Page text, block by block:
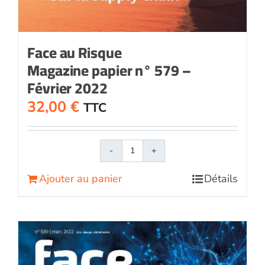
Face au Risque
Magazine papier n° 579 –
Février 2022
32,00 € TTC
quantité
papier
n°
579
Ajouter au panier Détails